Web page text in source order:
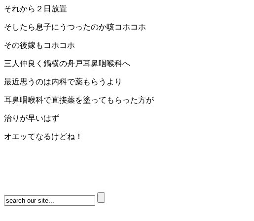
それから２日放置
そしたら息子にうつったのか咳コホコホ
その後嫁もコホコホ
三人仲良く鍋横の舟戸耳鼻咽喉科へ
最近思うのは内科で薬もらうより
耳鼻咽喉科で直接薬を塗ってもらった方が
治りが早いはず
オエッてなるけどね！